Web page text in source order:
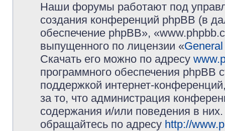
Наши форумы работают под
создания конференций phpBB (в
обеспечение phpBB»,
выпущенного по лицензии «
Скачать его можно по адресу
программного обеспечения phpBB
поддержкой интернет-
за то, что администрация
содержания и/или поведения в
обращайтесь по адресу http://